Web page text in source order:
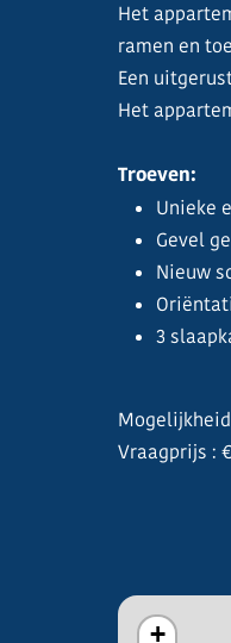
Het
ramen en
Een
Het
Troeven:
Unieke
Gevel
Nieuw
3
Vraagprijs :
+